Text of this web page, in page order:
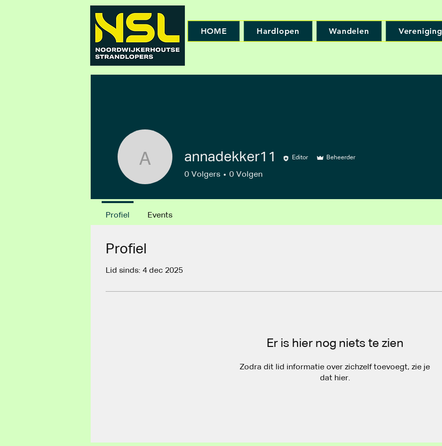
HOME Hardlopen Wandelen Vereniging
Profiel
Lid sinds: 4 dec 2025
Er is hier nog niets te zien
Zodra dit lid informatie over zichzelf toevoegt, zie je
dat hier.
annadekker11
annadekker11 Editor Beheerder
0 Volgers 0 Volgen
Profiel Events